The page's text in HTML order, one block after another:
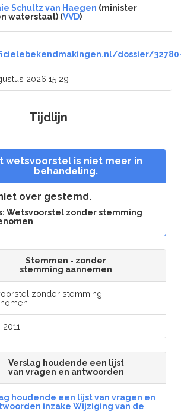
Schultz van Haegen (minister
waterstaat) (VVD)
dossier/
2026 15:29
Tijdlijn
wetsvoorstel is niet meer in
behandeling.
over gestemd.
Wetsvoorstel zonder stemming
Stemmen - zonder
stemming aannemen
zonder stemming
Verslag houdende een lijst
van vragen en antwoorden
houdende een lijst van vragen en
inzake Wijziging van de